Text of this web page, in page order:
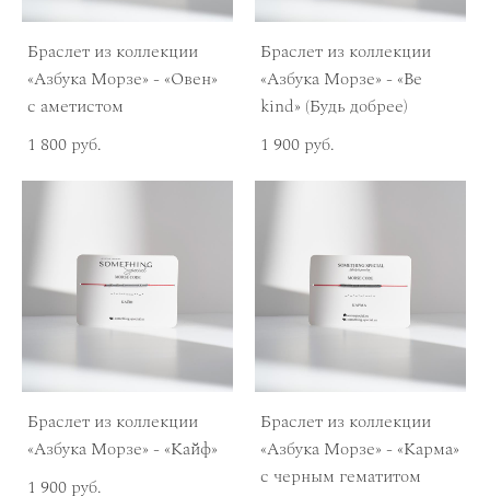
Браслет из коллекции
«Азбука Морзе» - «Овен»
с аметистом
1 800 pуб.
Браслет из коллекции
«Азбука Морзе» - «Be
kind» (Будь добрее)
1 900 pуб.
Браслет из коллекции
«Азбука Морзе» - «Кайф»
1 900 pуб.
Браслет из коллекции
«Азбука Морзе» - «Карма»
с черным гематитом